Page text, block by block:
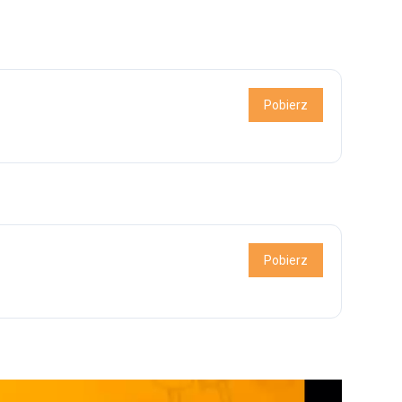
Pobierz
Pobierz